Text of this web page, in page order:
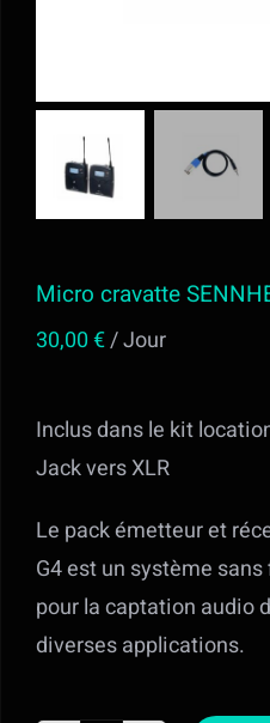
Régie
Evénementiel
Trépieds
Location STUDIO
MATERIEL
En savoir plus
Contact
Micro cravatte
30,00€/ Jour
Inclus dans le kit
Jack vers XLR
Le pack émetteur et
G4 est un système
pour la captation audio
diverses applications.